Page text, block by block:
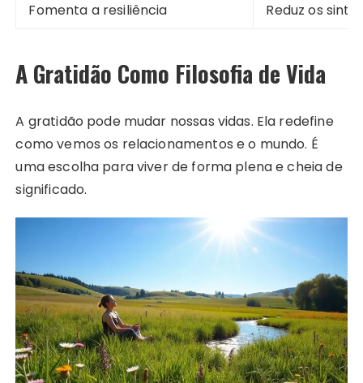
Fomenta a resiliência
Reduz os
A Gratidão Como Filosofia de Vida
A gratidão pode mudar nossas vidas. Ela redefine
como vemos os relacionamentos e o mundo. É
uma escolha para viver de forma plena e cheia de
significado.